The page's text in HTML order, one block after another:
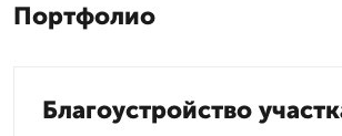
Портфолио
Благоустройство